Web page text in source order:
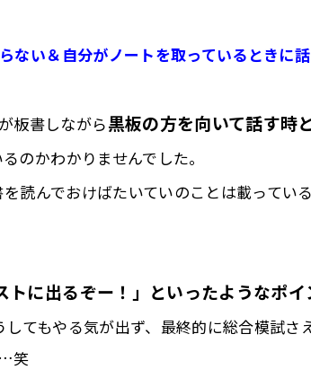
ない＆ 自分がノートを取っているときに
板書しながら黒板の方を向いて話す時
のかわかりませんでした。
読んでおけばたいていのことは載ってい
トに出るぞー！」といったようなポ
てもやる気が出ず、 最終的に総合模試さ
笑